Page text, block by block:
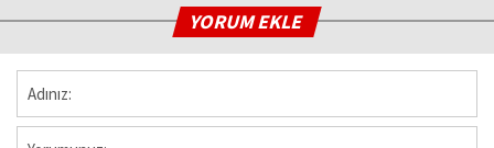
YORUM EKLE